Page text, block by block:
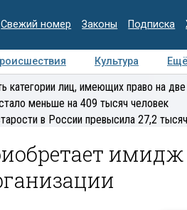
Свежий номер Законы Подписка
Культура Ещё
Интервью Колумнисты
категории лиц, имеющих право на две
меньше на 409 тысяч человек
в России превысила 27,2
имидж